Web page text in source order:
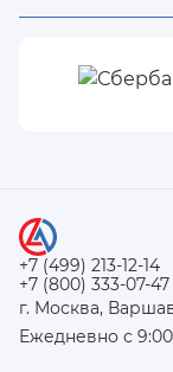
+7 (499) 213-12-14
+7 (800) 333-07-47
г. Москва,
Ежедневно с 9:00